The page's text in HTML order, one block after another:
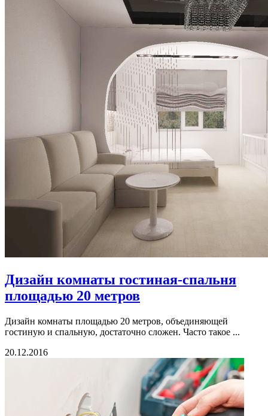
Дизайн комнаты гостиная-спальня
площадью 20 метров
Дизайн комнаты площадью 20 метров, объединяющей
гостиную и спальную, достаточно сложен. Часто такое ...
20.12.2016